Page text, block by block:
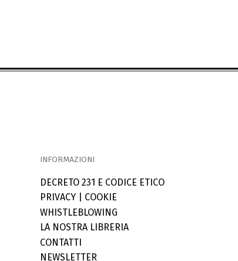
INFORMAZIONI
DECRETO 231 E CODICE ETICO
PRIVACY| COOKIE
WHISTLEBLOWING
LA NOSTRA LIBRERIA
CONTATTI
NEWSLETTER